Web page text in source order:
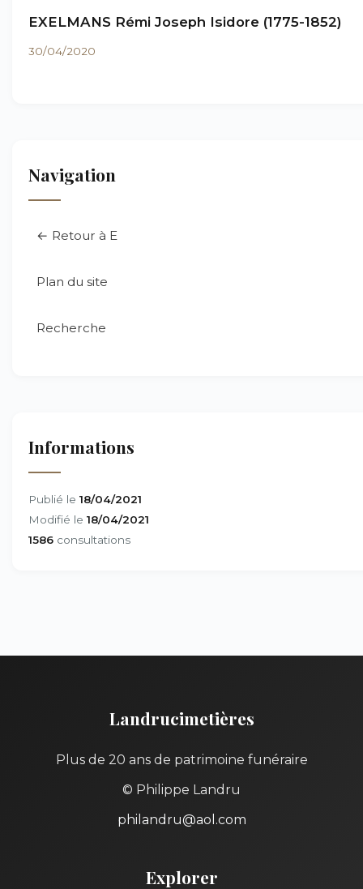
EXELMANS Rémi Joseph Isidore (1775-1852)
30/04/2020
Navigation
← Retour à E
Plan du site
Recherche
Informations
Publié le 18/04/2021
Modifié le 18/04/2021
1586 consultations
Landrucimetières
Plus de 20 ans de patrimoine funéraire
© Philippe Landru
philandru@aol.com
Explorer